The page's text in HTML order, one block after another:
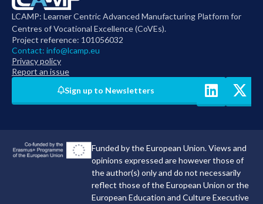
LCAMP: Learner Centric Advanced Manufacturing Platform for
Centres of Vocational Excellence (CoVEs).
Project reference: 101056032
Contact: info@lcamp.eu
Privacy policy
Report an issue
Sign up to Newsletters
Funded by the European Union. Views and
opinions expressed are however those of
the author(s) only and do not necessarily
reflect those of the European Union or the
European Education and Culture Executive